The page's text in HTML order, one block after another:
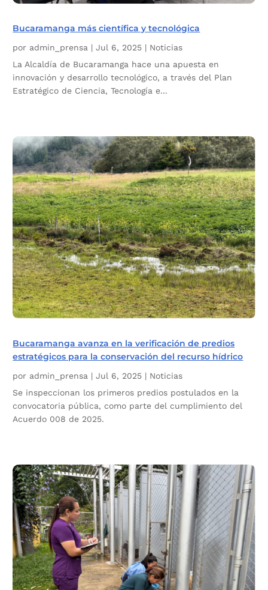
Bucaramanga más científica y tecnológica
por admin_prensa |Jul 6, 2025 | Noticias
La Alcaldía de Bucaramanga hace una apuesta en
innovación y desarrollo tecnológico, a través del Plan
Estratégico de Ciencia, Tecnología e...
Bucaramanga avanza en la verificación de predios
estratégicos para la conservación del recurso hídrico
por admin_prensa |Jul 6, 2025 | Noticias
Se inspeccionan los primeros predios postulados en la
convocatoria pública, como parte del cumplimiento del
Acuerdo 008 de 2025.